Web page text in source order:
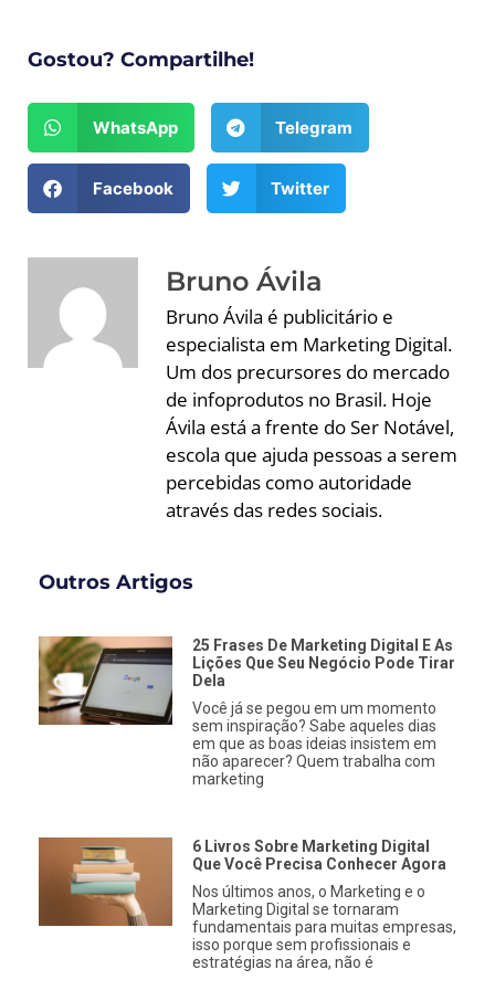
Gostou? Compartilhe!
WhatsApp Telegram
Facebook Twitter
Bruno Ávila
Bruno Ávila é publicitário e
especialista em Marketing Digital.
Um dos precursores do mercado
de infoprodutos no Brasil. Hoje
Ávila está a frente do Ser Notável,
escola que ajuda pessoas a serem
percebidas como autoridade
através das redes sociais.
Outros Artigos
25 Frases De Marketing Digital E As
Lições Que Seu Negócio Pode Tirar
Dela
Você já se pegou em um momento
sem inspiração? Sabe aqueles dias
em que as boas ideias insistem em
não aparecer? Quem trabalha com
marketing
6 Livros Sobre Marketing Digital
Que Você Precisa Conhecer Agora
Nos últimos anos, o Marketing e o
Marketing Digital se tornaram
fundamentais para muitas empresas,
isso porque sem profissionais e
estratégias na área, não é